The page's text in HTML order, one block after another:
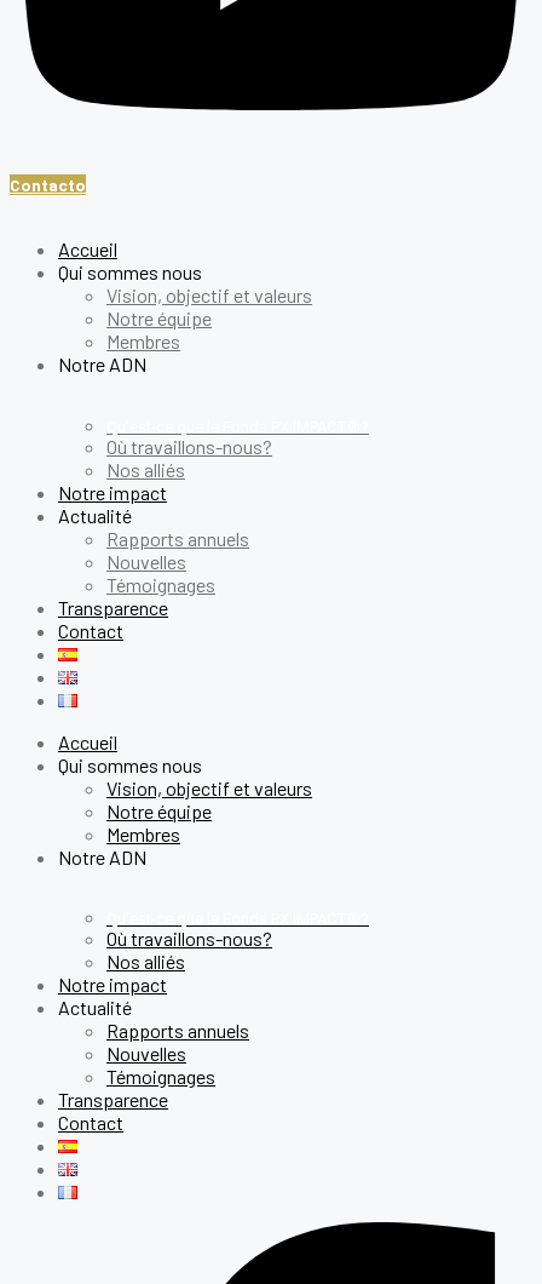
Contacto
Accueil
Qui sommes nous
Vision, objectif et valeurs
Notre équipe
Membres
Notre ADN
Où travaillons-nous?
Nos alliés
Notre impact
Actualité
Rapports annuels
Nouvelles
Témoignages
Transparence
Contact
Accueil
Qui sommes nous
Vision, objectif et valeurs
Notre équipe
Membres
Notre ADN
Où travaillons-nous?
Nos alliés
Notre impact
Actualité
Rapports annuels
Nouvelles
Témoignages
Transparence
Contact